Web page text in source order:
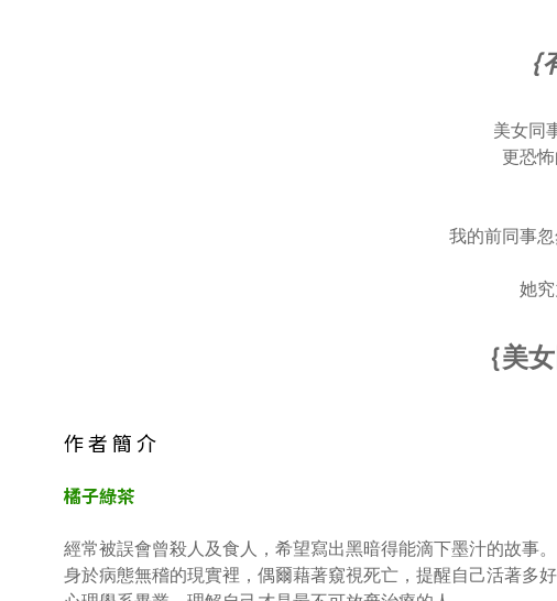
美女同
更恐
我的前同事
她
｛美
作 者 簡 介
橘子綠茶
經常被誤會曾殺人及食人，希望寫出黑暗得能滴下墨汁的故事。
身於病態無稽的現實裡，偶爾藉著窺視死亡，提醒自己活著多好